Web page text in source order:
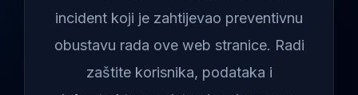
incident koji je zahtijevao preventivnu
obustavu rada ove web stranice. Radi
zaštite korisnika, podataka i